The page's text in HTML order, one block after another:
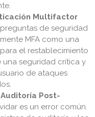
Multifactor
de seguridad
MFA como una
el restablecimiento
seguridad crítica y
de ataques
Post-
es un error común.